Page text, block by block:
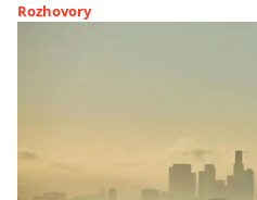
Rozhovory